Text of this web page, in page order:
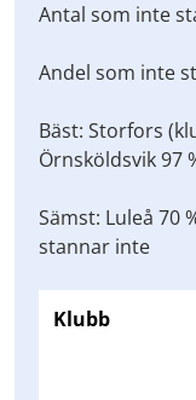
Antal som inte
Andel som inte
Bäst: Storfors
Örnsköldsvik 97
Sämst: Luleå 70
stannar inte
Klubb